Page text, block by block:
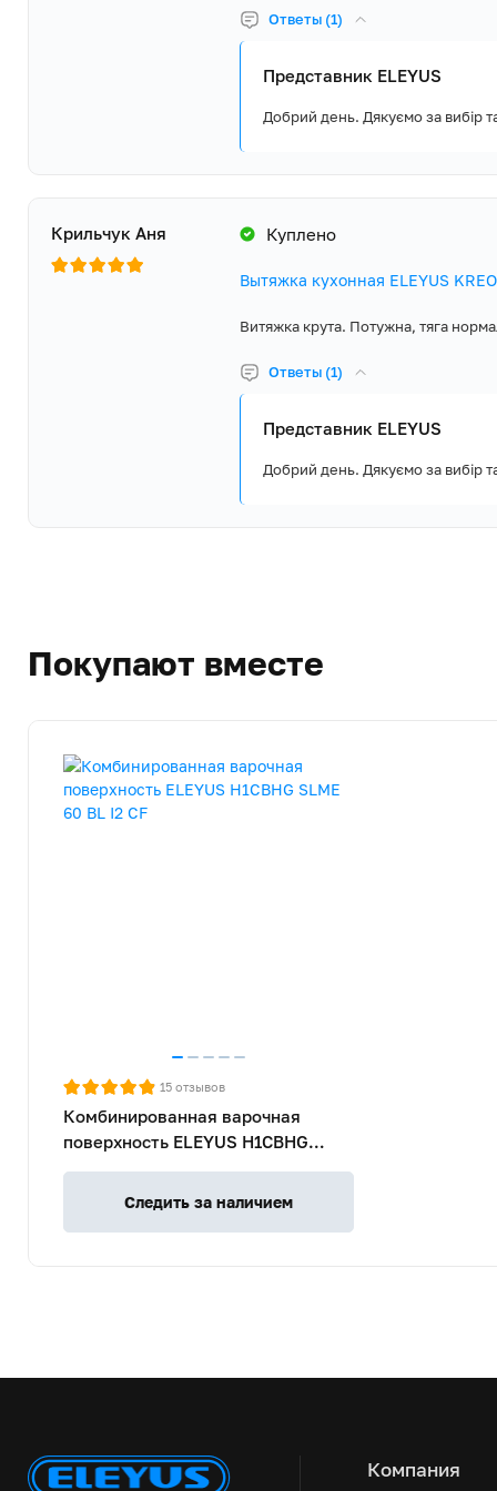
П’ятишаровий алюмінієвий фільтр
Надійний 5-шаровий алюмінієвий фільтр поглинає жир, бруд,
вийняти і помити в гарячій воді чи посудомийній машині.
мережу сервісних центрів у кожному регіоні України.
Ответы (1)
Представник ELEYUS
Добрий день. Дякуємо за вибір
Крильчук Аня Куплено
Вытяжка кухонная ELEYUS
Витяжка крута. Потужна, тяга
Ответы (1)
Представник ELEYUS
Добрий день. Дякуємо за вибір
Покупают вместе
15 отзывов
Комбинированная варочная
поверхность ELEYUS H1СBHG
SLME 60 BL I2 CF
Следить за наличием
Компания